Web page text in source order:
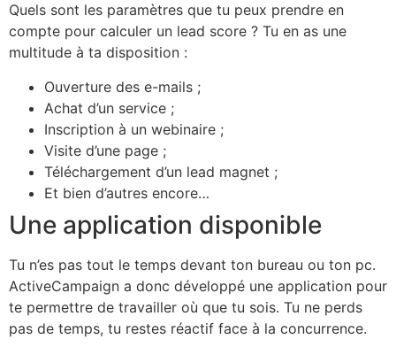
Quels sont les paramètres que tu peux prendre en
compte pour calculer un lead score ? Tu en as une
multitude à ta disposition :
Ouverture des e-mails ;
Achat d’un service ;
Inscription à un webinaire ;
Visite d’une page ;
Téléchargement d’un lead magnet ;
Et bien d’autres encore…
Une application disponible
Tu n’es pas tout le temps devant ton bureau ou ton pc.
ActiveCampaign a donc développé une application pour
te permettre de travailler où que tu sois. Tu ne perds
pas de temps, tu restes réactif face à la concurrence.